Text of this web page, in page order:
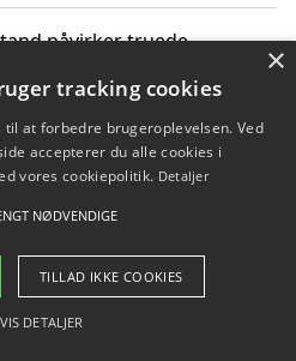
påvirker truede
vandrerygsække til
- Pilanto Aps
×
tracking cookies
at forbedre brugeroplevelsen. Ved
accepterer du alle cookies i
vores cookiepolitik. Detaljer
NØDVENDIGE
TILLAD IKKE COOKIES
VIS DETALJER